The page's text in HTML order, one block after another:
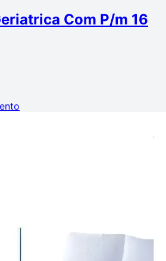
Com P/m 16